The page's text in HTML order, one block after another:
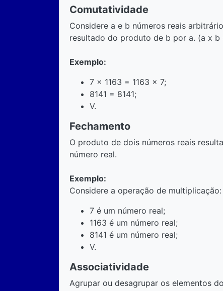
Comutatividade
Considere a e b números reais
resultado do produto de b por a. (a x b
Exemplo:
7 x 1163 = 1163 x 7;
8141 = 8141;
V.
Fechamento
O produto de dois números reais
número real.
Exemplo:
Considere a operação de multiplicação:
7 é um número real;
1163 é um número real;
8141 é um número real;
V.
Associatividade
Agrupar ou desagrupar os elementos